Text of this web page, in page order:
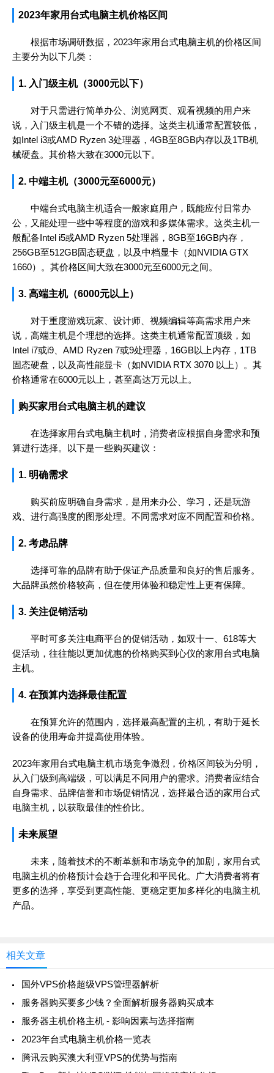
2023年家用台式电脑主机价格区间
根据市场调研数据，2023年家用台式电脑主机的价格区间
主要分为以下几类：
1. 入门级主机（3000元以下）
对于只需进行简单办公、浏览网页、观看视频的用户来
说，入门级主机是一个不错的选择。这类主机通常配置较低，
如Intel i3或AMD Ryzen 3处理器，4GB至8GB内存以及1TB机
械硬盘。其价格大致在3000元以下。
2. 中端主机（3000元至6000元）
中端台式电脑主机适合一般家庭用户，既能应付日常办
公，又能处理一些中等程度的游戏和多媒体需求。这类主机一
般配备Intel i5或AMD Ryzen 5处理器，8GB至16GB内存，
256GB至512GB固态硬盘，以及中档显卡（如NVIDIA GTX
1660）。其价格区间大致在3000元至6000元之间。
3. 高端主机（6000元以上）
对于重度游戏玩家、设计师、视频编辑等高需求用户来
说，高端主机是个理想的选择。这类主机通常配置顶级，如
Intel i7或i9、AMD Ryzen 7或9处理器，16GB以上内存，1TB
固态硬盘，以及高性能显卡（如NVIDIA RTX 3070 以上）。其
价格通常在6000元以上，甚至高达万元以上。
购买家用台式电脑主机的建议
在选择家用台式电脑主机时，消费者应根据自身需求和预
算进行选择。以下是一些购买建议：
1. 明确需求
购买前应明确自身需求，是用来办公、学习，还是玩游
戏、进行高强度的图形处理。不同需求对应不同配置和价格。
2. 考虑品牌
选择可靠的品牌有助于保证产品质量和良好的售后服务。
大品牌虽然价格较高，但在使用体验和稳定性上更有保障。
3. 关注促销活动
平时可多关注电商平台的促销活动，如双十一、618等大
促活动，往往能以更加优惠的价格购买到心仪的家用台式电脑
主机。
4. 在预算内选择最佳配置
在预算允许的范围内，选择最高配置的主机，有助于延长
设备的使用寿命并提高使用体验。
2023年家用台式电脑主机市场竞争激烈，价格区间较为分明，
从入门级到高端级，可以满足不同用户的需求。消费者应结合
自身需求、品牌信誉和市场促销情况，选择最合适的家用台式
电脑主机，以获取最佳的性价比。
未来展望
未来，随着技术的不断革新和市场竞争的加剧，家用台式
电脑主机的价格预计会趋于合理化和平民化。广大消费者将有
更多的选择，享受到更高性能、更稳定更加多样化的电脑主机
产品。
相关文章
国外VPS价格超级VPS管理器解析
服务器购买要多少钱？全面解析服务器购买成本
服务器主机价格主机 - 影响因素与选择指南
2023年台式电脑主机价格一览表
腾讯云购买澳大利亚VPS的优势与指南